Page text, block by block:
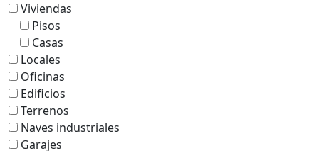
Viviendas
Pisos
Casas
Locales
Oficinas
Edificios
Terrenos
Naves industriales
Garajes